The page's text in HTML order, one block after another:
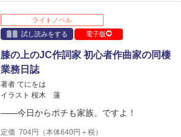
ライトノベル
試し読みをする
電子版
膝の上のJC作詞家 初心者作曲家の同棲
業務日誌
著者 てにをは
イラスト 桜木 蓮
――今日からポチも家族、ですよ！
定価 704円（本体640円＋税）